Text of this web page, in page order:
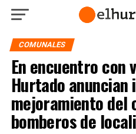
COMUNALES
En encuentro con
Hurtado anuncian
mejoramiento del
bomberos de